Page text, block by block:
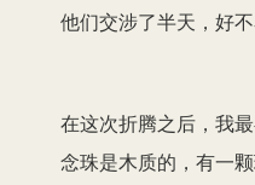
他们交涉了半天，好不
在这次折腾之后，我
念珠是木质的，有一